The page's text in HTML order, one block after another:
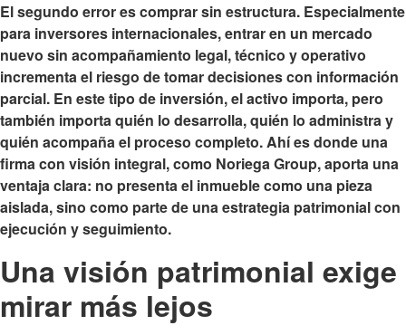
El segundo error es comprar sin estructura. Especialmente
para inversores internacionales, entrar en un mercado
nuevo sin acompañamiento legal, técnico y operativo
incrementa el riesgo de tomar decisiones con información
parcial. En este tipo de inversión, el activo importa, pero
también importa quién lo desarrolla, quién lo administra y
quién acompaña el proceso completo. Ahí es donde una
firma con visión integral, como Noriega Group, aporta una
ventaja clara: no presenta el inmueble como una pieza
aislada, sino como parte de una estrategia patrimonial con
ejecución y seguimiento.
Una visión patrimonial exige
mirar más lejos